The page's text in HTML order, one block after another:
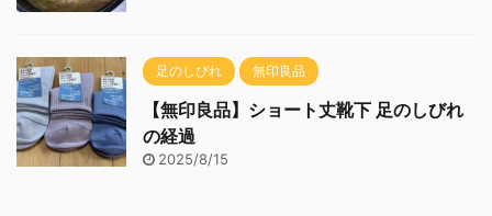
足のしびれ 無印良品
【無印良品】ショート丈靴下 足のしびれ
の経過
2025/8/15